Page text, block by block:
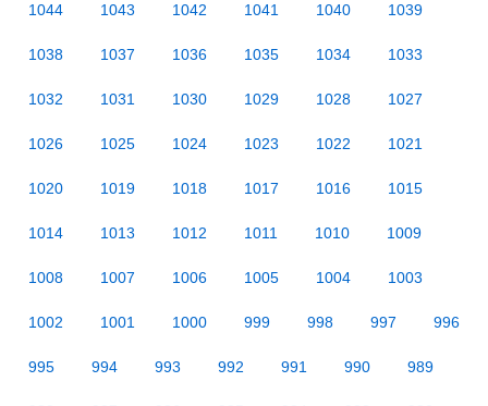
1044 1043 1042 1041 1040 1039
1038 1037 1036 1035 1034 1033
1032 1031 1030 1029 1028 1027
1026 1025 1024 1023 1022 1021
1020 1019 1018 1017 1016 1015
1014 1013 1012 1011 1010 1009
1008 1007 1006 1005 1004 1003
1002 1001 1000 999 998 997 996
995 994 993 992 991 990 989